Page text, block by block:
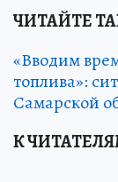
ЧИТАЙТЕ
«Вводим
топлива»:
Самарской
К